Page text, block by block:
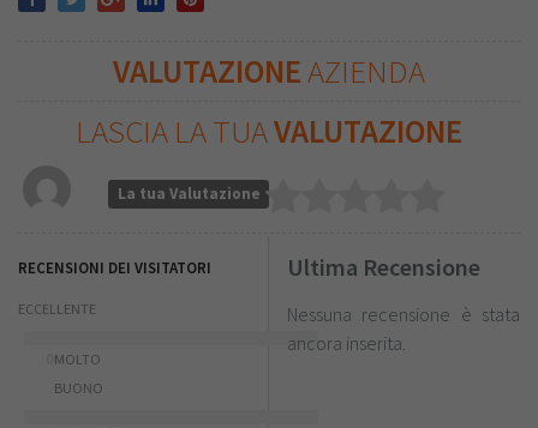
VALUTAZIONEAZIENDA
LASCIA LA TUAVALUTAZIONE
La tua Valutazione
RECENSIONI DEI VISITATORI
ECCELLENTE
MOLTO
BUONO
Ultima Recensione
Nessuna recensione è stata
ancora inserita.